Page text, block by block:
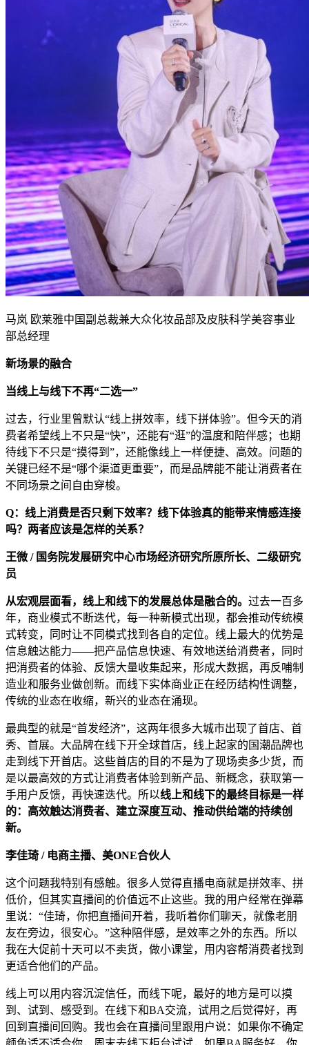
马岚 欧莱雅中国副总裁兼大众化妆品部及皮肤科学美容事业
部总经理
新场景的融合
当线上与线下不再“二选一”
过去，行业里曾默认“线上拼效率，线下拼体验”。但今天的消
费者希望线上不只是“快”，还能有“逛”的温度和陪伴感；也期
待线下不只是“摸得到”，还能像线上一样便捷、高效。问题的
关键已经不是“哪个渠道更重要”，而是品牌能不能让消费者在
不同场景之间自由穿梭。
Q：线上消费是否只剩下效率？线下体验真的能带来情感连接
吗？两者应该是怎样的关系？
王微 / 国务院发展研究中心市场经济研究所原所长、二级研究
员
从宏观层面看，线上和线下的发展总体是融合的。 过去一百多
年，商业模式不断迭代，每一种新模式出现，都会推动传统模
式转变，同时让不同模式找到各自的定位。线上最大的优势是
信息触达能力——把产品信息快速、有效地送给消费者，同时
把消费者的体验、反馈大量收集起来，形成大数据，再反哺制
造业和服务业做创新。而线下实体商业正在经历结构性调整，
传统的业态在收缩，新兴的业态在涌现。
最典型的就是“首发经济”，这两年很多大城市出现了首店、首
秀、首展。大品牌在线下开全球首店，线上起家的国潮品牌也
走到线下开首店。这些首店的目的不是为了现场卖多少货，而
是以最高效的方式让消费者体验到新产品、新概念，获取第一
手用户反馈，再快速迭代。所以线上和线下的最终目标是一样
的：高效触达消费者、建立深度互动、推动供给端的持续创
新。
李佳琦 / 电商主播、美ONE合伙人
这个问题我特别有感触。很多人觉得直播电商就是拼效率、拼
低价，但其实直播间的价值远不止这些。我的用户经常在弹幕
里说：“佳琦，你把直播间开着，我听着你们聊天，就像老朋
友在旁边，很安心。”这种陪伴感，是效率之外的东西。所以
我在大促前十天可以不卖货，做小课堂，用内容帮消费者找到
更适合他们的产品。
线上可以用内容沉淀信任，而线下呢，最好的地方是可以摸
到、试到、感受到。在线下和BA交流，试用之后觉得好，再
回到直播间回购。我也会在直播间里跟用户说：如果你不确定